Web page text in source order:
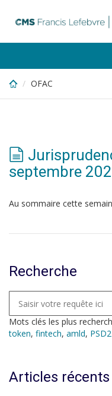
content
OFAC
septembre
Au sommaire cette
Recherche
Mots clés les plus
token, fintech, amld, PSD2
Articles récents